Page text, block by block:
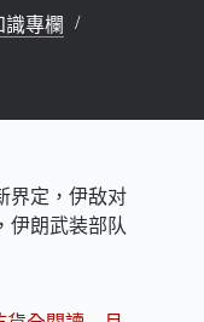
識專欄
界定，伊敌对
伊朗武装部队